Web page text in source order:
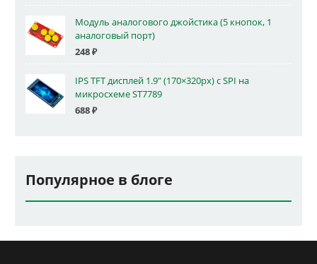
Модуль аналогового джойстика (5 кнопок, 1
аналоговый порт)
248₽
IPS TFT дисплей 1.9" (170×320px) с SPI на
микросхеме ST7789
688₽
Популярное в блоге